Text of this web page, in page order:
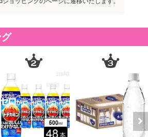
成分表示：エネルギー 52kcal、たんぱく質
、食塩相当量 0g、ビタミンC 50－115
4.6mg、ビタミンB6 0.3mg、ビタミンD
商品について】
期間は、配送日数などにより異なりますNext